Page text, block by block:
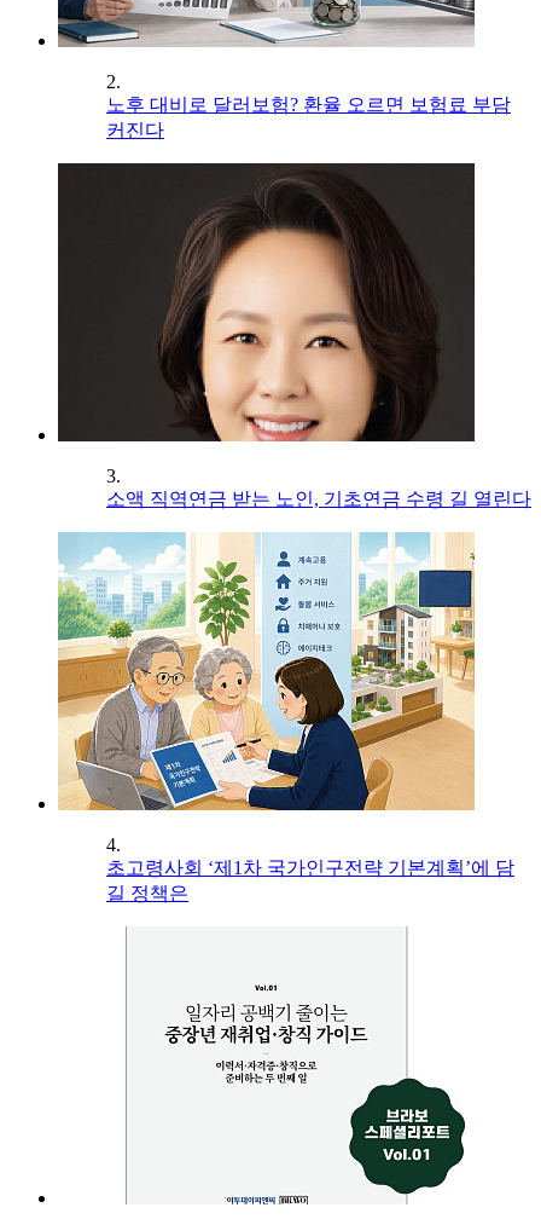
2.
노후 대비로 달러보험? 환율 오르면 보험료 부담
커진다
3.
소액 직역연금 받는 노인, 기초연금 수령 길 열린다
4.
초고령사회 ‘제1차 국가인구전략 기본계획’에 담
길 정책은